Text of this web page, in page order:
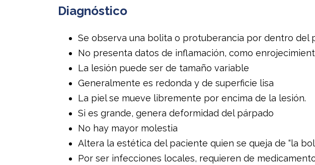
Diagnóstico
Se observa una bolita o protuberancia por dentro del
No presenta datos de inflamación, como
La lesión puede ser de tamaño variable
Generalmente es redonda y de superficie lisa
La piel se mueve libremente por encima de la lesión.
Si es grande, genera deformidad del párpado
No hay mayor molestia
Altera la estética del paciente quien se queja de “la
Por ser infecciones locales, requieren de